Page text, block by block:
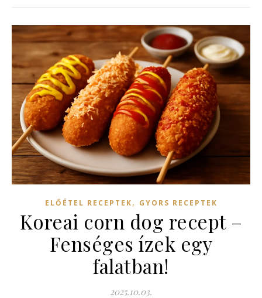
ELŐÉTEL RECEPTEK, GYORS RECEPTEK
Koreai corn dog recept –
Fenséges ízek egy
falatban!
2025.10.03.